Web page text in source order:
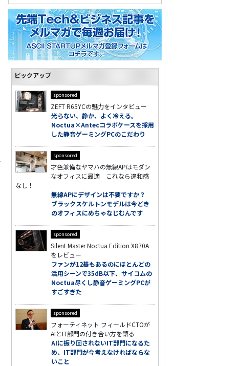
ピックアップ
sponsored
ZEFT R65YCの魅力をインタビュー
光らない、静か、よく冷える。
Noctua×Antecコラボケースを採用
した静音ゲーミングPCのこだわり
sponsored
才色兼備なヤマハの無線APはモダン
なオフィスに最適 これなら違和感
なし！
無線APにデザインは不要ですか？
ブラックスケルトンモデルは今どき
のオフィスにめちゃなじむんです
sponsored
Silent Master Noctua Edition X870A
をレビュー
ファンが12基もあるのにほとんどの
活用シーンで35dB以下、サイコムの
Noctua尽くし静音ゲーミングPCが
すごすぎた
sponsored
フォーティネット フィールドCTOが
AIとIT部門の付き合い方を語る
AIに振り回されないIT部門になるた
め、IT部門が今考えなければならな
いこと